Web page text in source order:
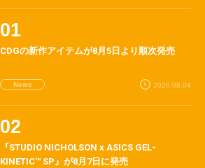
CDGの新作アイテムが8月5日より順次発売
News 2026.08.04
『STUDIO NICHOLSON x ASICS GEL-
KINETIC™ SP』が8月7日に発売